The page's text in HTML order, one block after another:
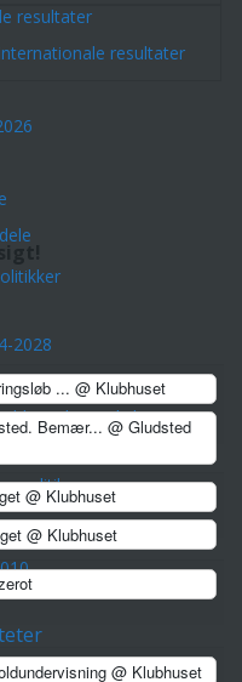
resultater
resultater
2028
politik
– pokaler
Åbne løb
... @ Klubhuset
Bemær... @ Gludsted
@ Klubhuset
@ Klubhuset
@ Klubhuset